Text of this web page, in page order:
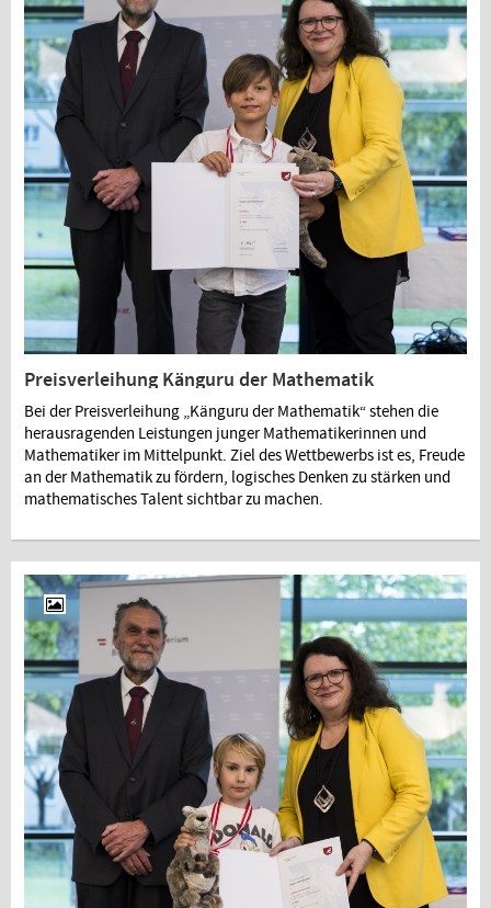
Preisverleihung Känguru der Mathematik
Bei der Preisverleihung „Känguru der Mathematik“ stehen die
herausragenden Leistungen junger Mathematikerinnen und
Mathematiker im Mittelpunkt. Ziel des Wettbewerbs ist es, Freude
an der Mathematik zu fördern, logisches Denken zu stärken und
mathematisches Talent sichtbar zu machen.